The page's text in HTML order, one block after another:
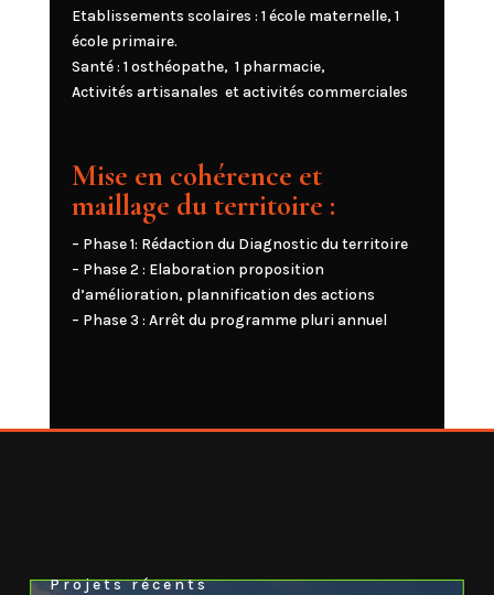
Etablissements scolaires : 1 école maternelle, 1
école primaire.
Santé : 1 osthéopathe, 1 pharmacie,
Activités artisanales et activités commerciales
Mise en cohérence et
maillage du territoire :
– Phase 1: Rédaction du Diagnostic du territoire
– Phase 2 : Elaboration proposition
d’amélioration, plannification des actions
– Phase 3 : Arrêt du programme pluri annuel
Projets récents